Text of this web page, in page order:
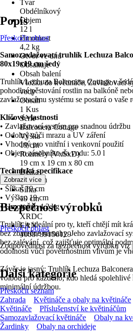
Tvar
Obdélníkový
Objem
12 l
Hmotnost
4,2 kg
Otvor ve dnu
Obsahuje
Obsah balení
Vložka do květináče, Zavlažovací
vody
Obsah
1 Kus
Série
Balconera Cottage
Výška
19 cm
Rozměry (VxŠxD)
19 cm x 19 cm x 80 cm
Délka
80 cm
Šířka
19 cm
KČZ
XRDC
EAN
4008789156129
Popis
Přeskočit oblast
Samozavlažovací truhlík Lechuza
80x19x19 cm šedý
Truhlík Lechuza Balconera Cottage v
pohodlné pěstování rostlin na balkóně
zavlažovacímu systému se postará o
Klíčové vlastnosti
• Zavlažovací systém pro snadnou údržbu
• Odolný vůči mrazu a UV záření
• Vhodný pro vnitřní i venkovní použití
• Objem zásobníku na vodu: 5.0 l
Technická specifikace
• Délka: 80 cm
• Šířka: 19 cm
• Výška: 19 cm
• Hmotnost: 4.2 kg
Truhlík je ideální pro ty, kteří chtějí mít
bez zbytečné námahy. Jeho zavlažovací
bez zalévání, což zajišťuje optimální
odolnosti vůči povětrnostním vlivům je
Závěr je jasný: Truhlík Lechuza
volbou pro každého, kdo hledá spolehlivé
minimální údržbou.
Zobrazit více
Bezpečnost výrobků
Přeskočit oblast
Zodpovědnost za bezpečnost výrobku viz
Další kategorie
Přeskočit seznam
Zahrada
Květináče a obaly na květináče
Květináče
Příslušenství ke květináčům
Samozavlažovací květináče
Obaly na
Žardinky
Obaly na orchideje